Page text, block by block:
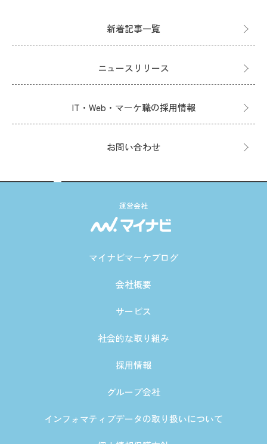
新着記事一覧
ニュースリリース
IT・Web・マーケ職の採用情報
お問い合わせ
運営会社
マイナビマーケブログ
会社概要
サービス
社会的な取り組み
採用情報
グループ会社
インフォマティブデータの取り扱いについて